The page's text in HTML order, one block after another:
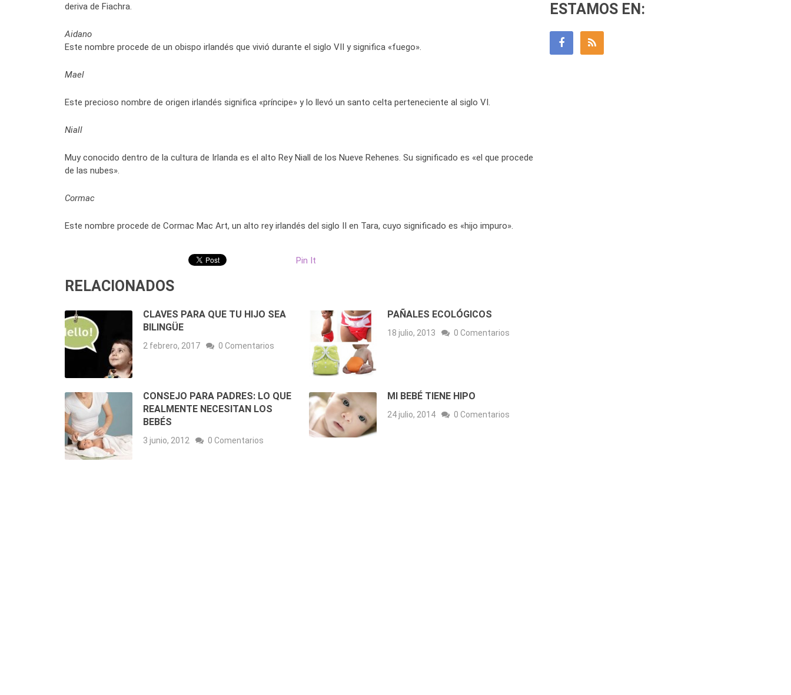
deriva de Fiachra.
Aidano
Este nombre procede de un obispo irlandés que vivió durante el siglo VII y significa «fuego».
Mael
Este precioso nombre de origen irlandés significa «príncipe» y lo llevó un santo celta perteneciente al siglo VI.
Niall
Muy conocido dentro de la cultura de Irlanda es el alto Rey Niall de los Nueve Rehenes. Su significado es «el que procede
de las nubes».
Cormac
Este nombre procede de Cormac Mac Art, un alto rey irlandés del siglo II en Tara, cuyo significado es «hijo impuro».
Pin It
RELACIONADOS
CLAVES PARA QUE TU HIJO SEA
BILINGÜE
2 febrero, 2017 0 Comentarios
PAÑALES ECOLÓGICOS
18 julio, 2013 0 Comentarios
CONSEJO PARA PADRES: LO QUE
REALMENTE NECESITAN LOS
BEBÉS
3 junio, 2012 0 Comentarios
MI BEBÉ TIENE HIPO
24 julio, 2014 0 Comentarios
ESTAMOS EN: